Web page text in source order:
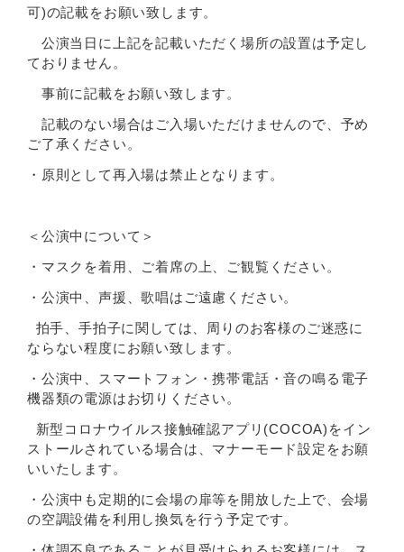
可)の記載をお願い致します。
公演当日に上記を記載いただく場所の設置は予定し
ておりません。
事前に記載をお願い致します。
記載のない場合はご入場いただけませんので、予め
ご了承ください。
・原則として再入場は禁止となります。
＜公演中について＞
・マスクを着用、ご着席の上、ご観覧ください。
・公演中、声援、歌唱はご遠慮ください。
拍手、手拍子に関しては、周りのお客様のご迷惑に
ならない程度にお願い致します。
・公演中、スマートフォン・携帯電話・音の鳴る電子
機器類の電源はお切りください。
新型コロナウイルス接触確認アプリ(COCOA)をイン
ストールされている場合は、マナーモード設定をお願
いいたします。
・公演中も定期的に会場の扉等を開放した上で、会場
の空調設備を利用し換気を行う予定です。